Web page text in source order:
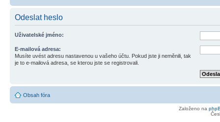
Odeslat heslo
Uživatelské jméno:
E-mailová adresa:
Musíte uvést adresu nastavenou u vašeho účtu. Pokud jste ji neměnili, tak
je to e-mailová adresa, se kterou jste se registrovali.
Obsah fóra
Založeno na